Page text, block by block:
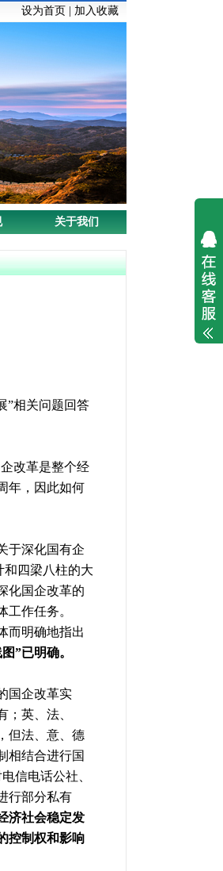
设为首页 加入收藏
关于我们
”相关问题回答
改革是整个经
年，因此如何
于深化国有企
和四梁八柱的大
化国企改革的
作任务。
而明确地指出
”已明确。
国企改革实
英、法、
但法、意、德
相结合进行国
信电话公社、
行部分私有
济社会稳定发
控制权和影响